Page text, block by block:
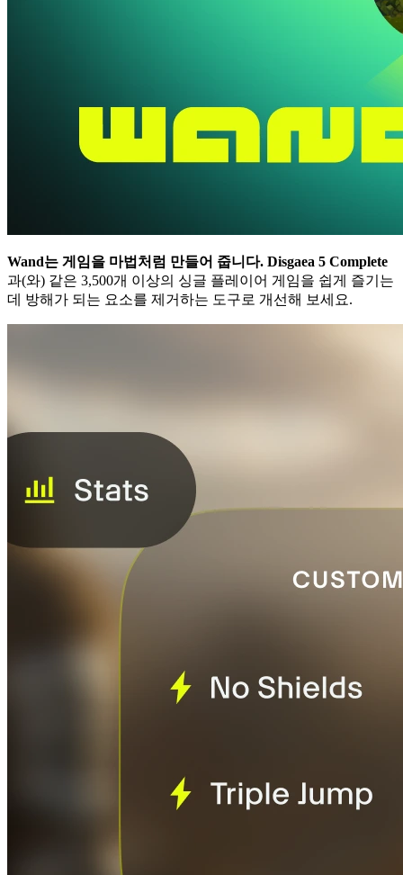
Wand는 게임을 마법처럼 만들어 줍니다. Disgaea 5 Complete
과(와) 같은 3,500개 이상의 싱글 플레이어 게임을 쉽게 즐기는
데 방해가 되는 요소를 제거하는 도구로 개선해 보세요.